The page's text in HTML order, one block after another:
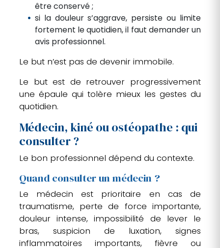
être conservé ;
si la douleur s’aggrave, persiste ou limite
fortement le quotidien, il faut demander un
avis professionnel.
Le but n’est pas de devenir immobile.
Le but est de retrouver progressivement
une épaule qui tolère mieux les gestes du
quotidien.
Médecin, kiné ou ostéopathe : qui
consulter ?
Le bon professionnel dépend du contexte.
Quand consulter un médecin ?
Le médecin est prioritaire en cas de
traumatisme, perte de force importante,
douleur intense, impossibilité de lever le
bras, suspicion de luxation, signes
inflammatoires importants, fièvre ou